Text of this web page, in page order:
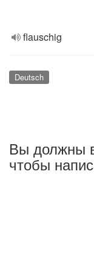
flauschig
Deutsch
Вы должны
чтобы